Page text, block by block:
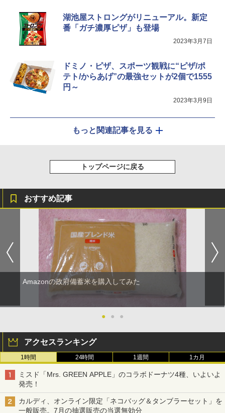
シャープ ウォーターオーブン ヘルシオ
AX-XJ1-B ブラック 30L 2段調理 コンベ
湖池屋ストロングがリニューアル。新定
番「ガチ濃厚ピザ」も登場
2023年3月7日
ドミノ・ピザ、スポーツ観戦に“ピザ/ポ
テト/からあげ”の最強セットが2個で1555
円～
2023年3月9日
もっと関連記事を見る
トップページに戻る
おすすめ記事
Amazonの政府備蓄米を購入してみた
● ● ●
アクセスランキング
1時間 24時間 1週間 1カ月
ミスド「Mrs. GREEN APPLE」のコラボドーナツ4種、いよいよ
発売！
カルディ、オンライン限定「ネコバッグ＆タンブラーセット」を
一般販売。7月の抽選販売の当選無効分